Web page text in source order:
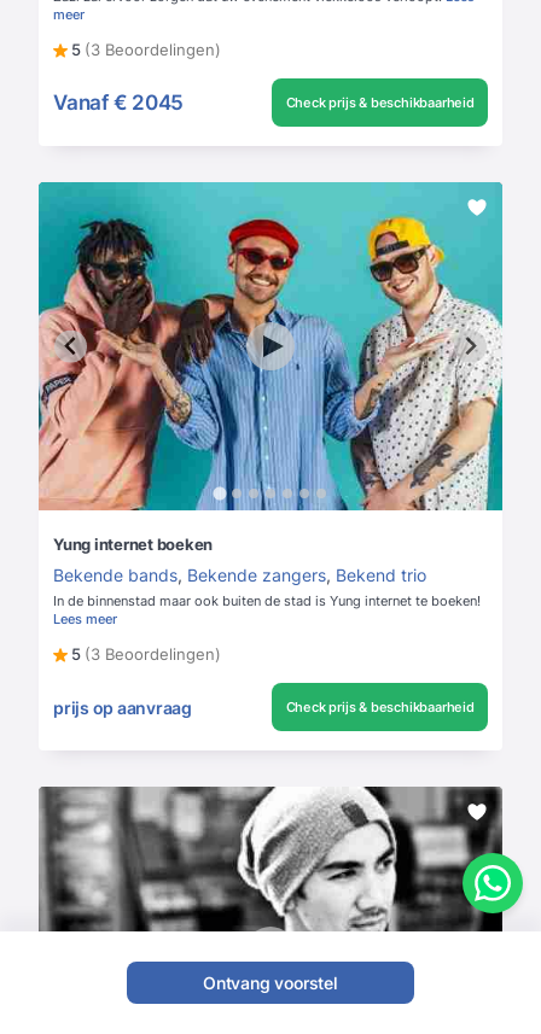
meer
5 (3 Beoordelingen)
Vanaf € 2045 Check prijs & beschikbaarheid
Yung internet boeken
Bekende bands, Bekende zangers, Bekend trio
In de binnenstad maar ook buiten de stad is Yung internet te boeken!
Lees meer
5 (3 Beoordelingen)
prijs op aanvraag Check prijs & beschikbaarheid
Ontvang voorstel